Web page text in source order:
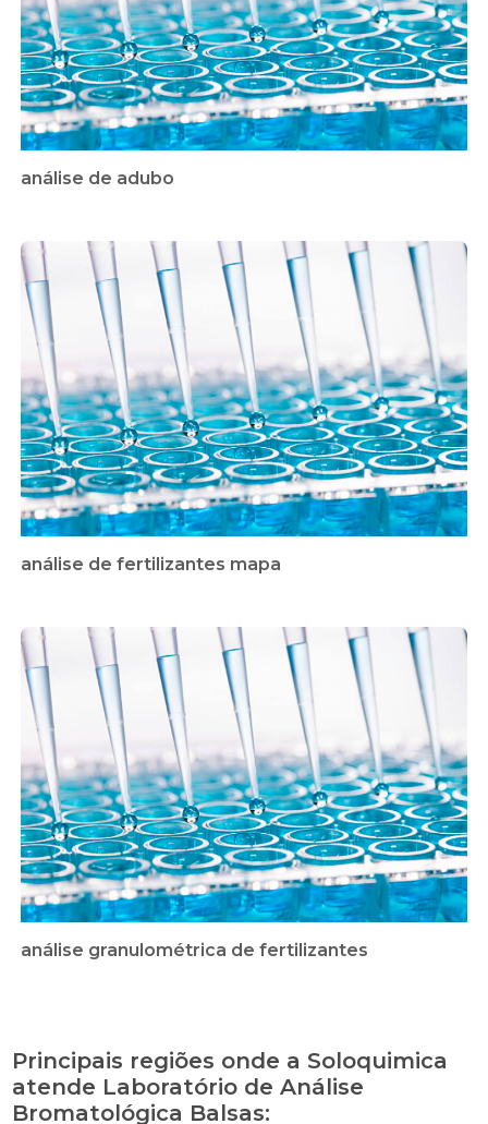
análise de adubo
análise de fertilizantes mapa
análise granulométrica de fertilizantes
Principais regiões onde a Soloquimica
atende Laboratório de Análise
Bromatológica Balsas: